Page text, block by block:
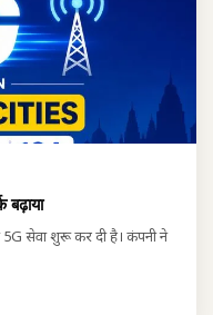
सेवा शुरू कर दी है। कंपनी ने